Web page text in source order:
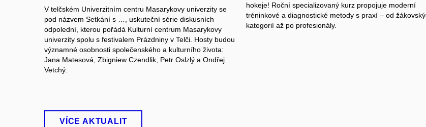
V telčském Univerzitním centru Masarykovy univerzity se
pod názvem Setkání s …, uskuteční série diskusních
odpolední, kterou pořádá Kulturní centrum Masarykovy
univerzity spolu s festivalem Prázdniny v Telči. Hosty budou
významné osobnosti společenského a kulturního života:
Jana Matesová, Zbigniew Czendlik, Petr Oslzlý a Ondřej
Vetchý.
hokeje! Roční specializovaný kurz propojuje moderní
tréninkové a diagnostické metody s praxí – od
kategorií až po profesionály.
VÍCE AKTUALIT